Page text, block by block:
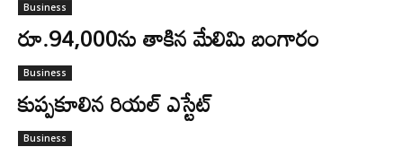
Business
రూ.94,000ను తాకిన మేలిమి బంగారం
Business
కుప్పకూలిన రియల్‌ ఎస్టేట్‌
Business